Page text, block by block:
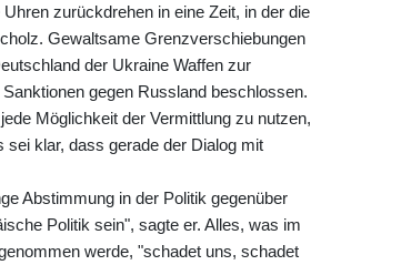
zurückdrehen in eine Zeit, in der die
Gewaltsame Grenzverschiebungen
der Ukraine Waffen zur
gegen Russland beschlossen.
Möglichkeit der Vermittlung zu nutzen,
klar, dass gerade der Dialog mit
Abstimmung in der Politik gegenüber
Politik sein", sagte er. Alles, was im
werde, "schadet uns, schadet